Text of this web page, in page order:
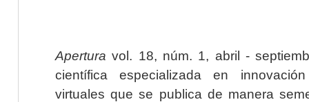
Apertura vol. 18, núm. 1, abril -
científica especializada en
virtuales que se publica de manera